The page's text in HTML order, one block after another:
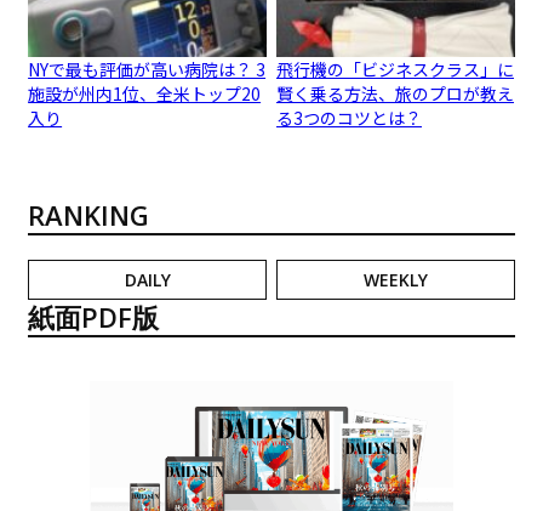
NYで最も評価が高い病院は？ 3
施設が州内1位、全米トップ20
入り
飛行機の「ビジネスクラス」に
賢く乗る方法、旅のプロが教え
る3つのコツとは？
RANKING
DAILY WEEKLY
紙面PDF版